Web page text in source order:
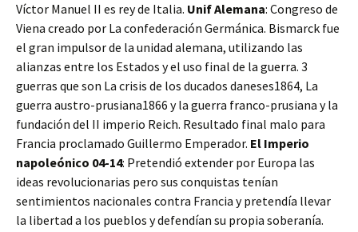
Víctor Manuel II es rey de Italia. Unif Alemana: Congreso de
Viena creado por La confederación Germánica. Bismarck fue
el gran impulsor de la unidad alemana, utilizando las
alianzas entre los Estados y el uso final de la guerra. 3
guerras que son La crisis de los ducados daneses1864, La
guerra austro-prusiana1866 y la guerra franco-prusiana y la
fundación del II imperio Reich. Resultado final malo para
Francia proclamado Guillermo Emperador. El Imperio
napoleónico 04-14: Pretendió extender por Europa las
ideas revolucionarias pero sus conquistas tenían
sentimientos nacionales contra Francia y pretendía llevar
la libertad a los pueblos y defendían su propia soberanía.